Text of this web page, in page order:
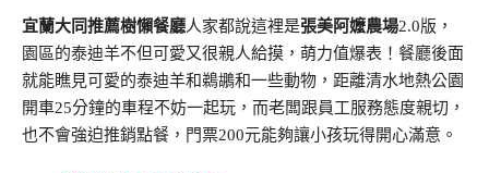
宜蘭大同推薦樹懶餐廳人家都說這裡是張美阿嬤農場2.0版，
園區的泰迪羊不但可愛又很親人給摸，萌力值爆表！餐廳後面
就能瞧見可愛的泰迪羊和鵜鶘和一些動物，距離清水地熱公園
開車25分鐘的車程不妨一起玩，而老闆跟員工服務態度親切，
也不會強迫推銷點餐，門票200元能夠讓小孩玩得開心滿意。